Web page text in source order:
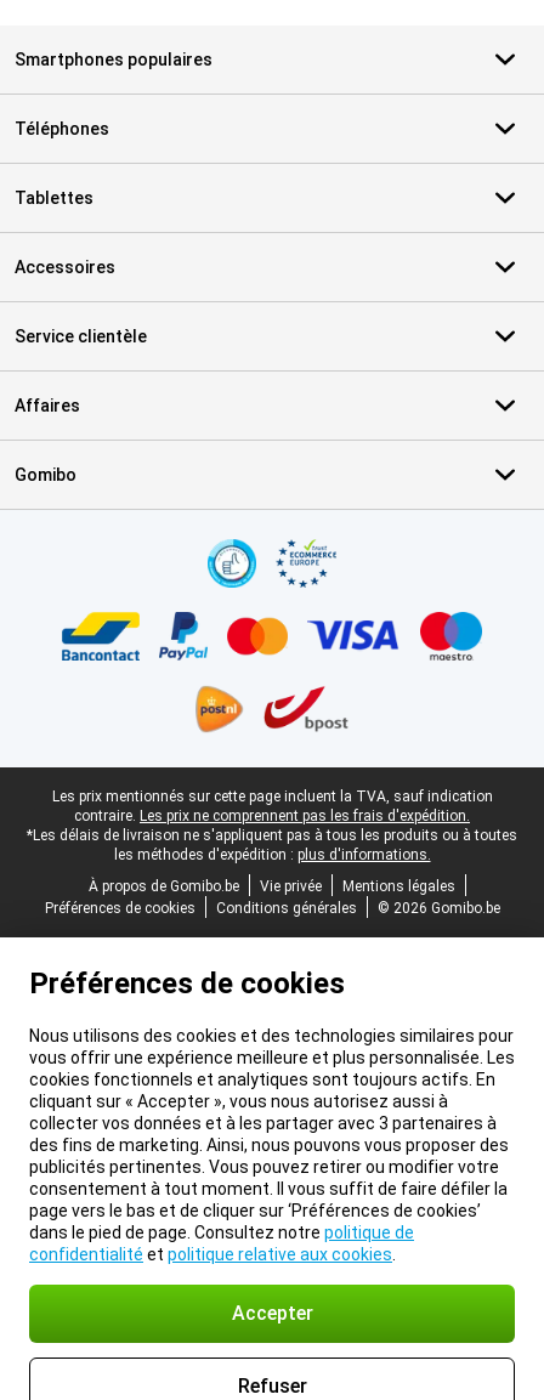
Smartphones populaires
Téléphones
Tablettes
Accessoires
Service clientèle
Affaires
Gomibo
Pied-de-page légal
Les prix mentionnés sur cette page incluent la TVA, sauf indication
contraire. Les prix ne comprennent pas les frais d'expédition.
*Les délais de livraison ne s'appliquent pas à tous les produits ou à toutes
les méthodes d'expédition : plus d'informations.
À propos de Gomibo.be
Vie privée
Mentions légales
Préférences de cookies
Conditions générales © 2026 Gomibo.be
Préférences de cookies
Nous utilisons des cookies et des technologies similaires pour
vous offrir une expérience meilleure et plus personnalisée. Les
cookies fonctionnels et analytiques sont toujours actifs. En
cliquant sur « Accepter », vous nous autorisez aussi à
collecter vos données et à les partager avec 3 partenaires à
des fins de marketing. Ainsi, nous pouvons vous proposer des
publicités pertinentes. Vous pouvez retirer ou modifier votre
consentement à tout moment. Il vous suffit de faire défiler la
page vers le bas et de cliquer sur ‘Préférences de cookies’
dans le pied de page. Consultez notre politique de
confidentialité et politique relative aux cookies
Accepter
Refuser